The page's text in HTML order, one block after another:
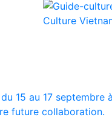
Culture
15 au 17
future collaboration.